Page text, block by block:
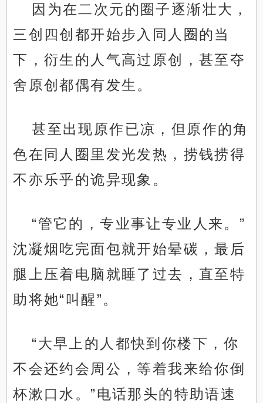
因为在二次元的圈子逐渐壮大，
三创四创都开始步入同人圈的当
下，衍生的人气高过原创，甚至夺
舍原创都偶有发生。
甚至出现原作已凉，但原作的角
色在同人圈里发光发热，捞钱捞得
不亦乐乎的诡异现象。
“管它的，专业事让专业人来。”
沈凝烟吃完面包就开始晕碳，最后
腿上压着电脑就睡了过去，直至特
助将她“叫醒”。
“大早上的人都快到你楼下，你
不会还约会周公，等着我来给你倒
杯漱口水。”电话那头的特助语速